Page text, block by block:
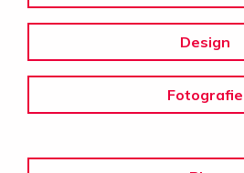
Design
Fotografie